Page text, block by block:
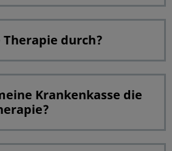
durch?
Krankenkasse die